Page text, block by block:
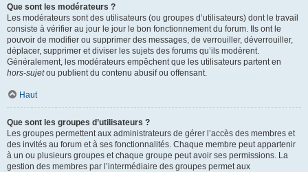
Que sont les modérateurs ?
Les modérateurs sont des utilisateurs (ou groupes d’utilisateurs) dont le travail
consiste à vérifier au jour le jour le bon fonctionnement du forum. Ils ont le
pouvoir de modifier ou supprimer des messages, de verrouiller, déverrouiller,
déplacer, supprimer et diviser les sujets des forums qu’ils modèrent.
Généralement, les modérateurs empêchent que les utilisateurs partent en
hors-sujetou publient du contenu abusif ou offensant.
Haut
Que sont les groupes d’utilisateurs ?
Les groupes permettent aux administrateurs de gérer l’accès des membres et
des invités au forum et à ses fonctionnalités. Chaque membre peut appartenir
à un ou plusieurs groupes et chaque groupe peut avoir ses permissions. La
gestion des membres par l’intermédiaire des groupes permet aux